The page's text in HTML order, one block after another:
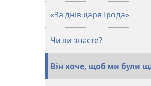
«За днів царя Ірода»
Чи ви знаєте?
Він хоче, щоб ми були